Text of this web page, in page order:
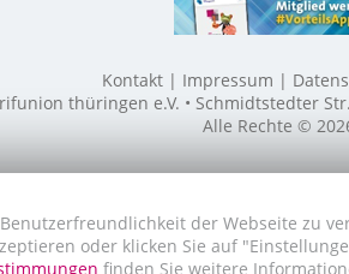
Kontakt Impressum
thüringen e.V. • Schmidtstedter Str.
Alle Rechte ©
der Webseite zu
oder klicken Sie auf
finden Sie weitere